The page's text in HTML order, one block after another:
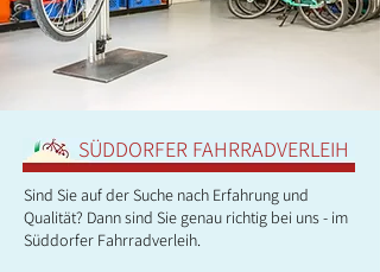
SÜDDORFER FAHRRADVERLEIH
Sind Sie auf der Suche nach Erfahrung und
Qualität? Dann sind Sie genau richtig bei uns - im
Süddorfer Fahrradverleih.